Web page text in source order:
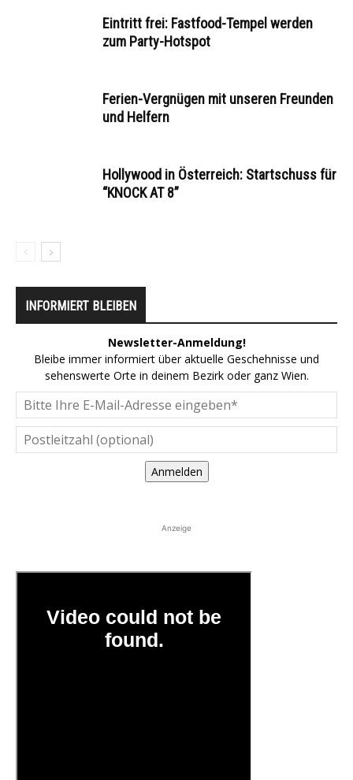
Eintritt frei: Fastfood-Tempel werden
zum Party-Hotspot
Ferien-Vergnügen mit unseren Freunden
und Helfern
Hollywood in Österreich: Startschuss für
“KNOCK AT 8”
INFORMIERT BLEIBEN
Newsletter-Anmeldung!
Bleibe immer informiert über aktuelle Geschehnisse und
sehenswerte Orte in deinem Bezirk oder ganz Wien.
Anmelden
Anzeige